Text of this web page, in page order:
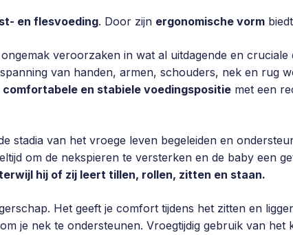
en flesvoeding. Door zijn ergonomische vorm
veroorzaken in wat al uitdagende en
van handen, armen, schouders, nek en rug
comfortabele en stabiele voedingspositie met een
stadia van het vroege leven begeleiden en
om de nekspieren te versterken en de baby een
hij of zij leert tillen, rollen, zitten en staan.
Het geeft je comfort tijdens het zitten en
je nek te ondersteunen. Vroegtijdig gebruik van